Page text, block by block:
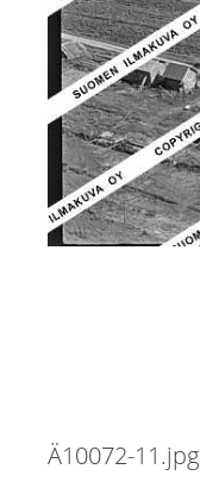
Ä10072-11.jpg